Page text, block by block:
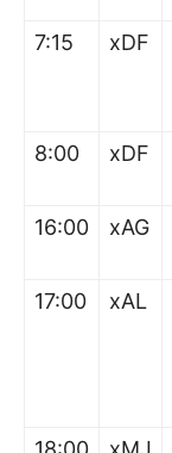
7:15 xDF
8:00 xDF
16:00 xAG
17:00 xAL